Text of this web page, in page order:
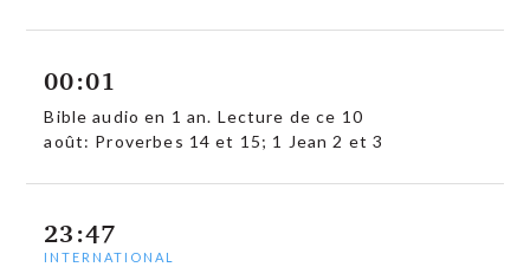
00:01
Bible audio en 1 an. Lecture de ce 10
août: Proverbes 14 et 15; 1 Jean 2 et 3
23:47
INTERNATIONAL